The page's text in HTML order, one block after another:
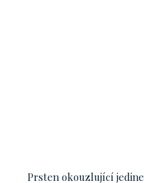
Prsten okouzlující